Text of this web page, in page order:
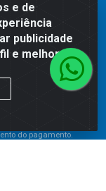
e de
publicidade
e melhorar a
frete são válidos
site. Caso haja
do pagamento.